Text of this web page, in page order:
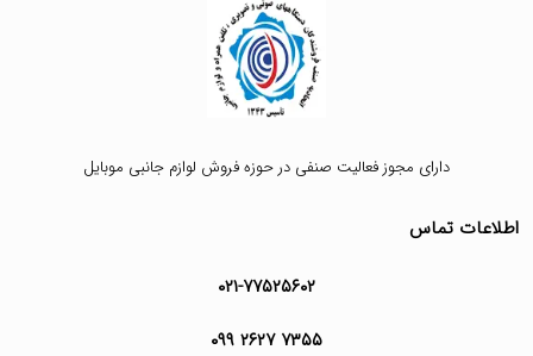
دارای مجوز فعالیت صنفی در حوزه فروش لوازم جانبی موبایل
اطلاعات تماس
۰۲۱-۷۷۵۲۵۶۰۲
۰۹۹ ۲۶۲۷ ۷۳۵۵